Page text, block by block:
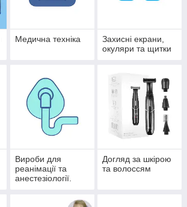
Медична техніка
Захисні екрани,
окуляри та щитки
Вироби для
реанімації та
анестезіології.
Догляд за шкірою
та волоссям